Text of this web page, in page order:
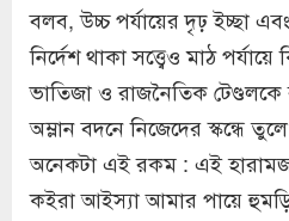
বলব, উচ্চ পর্যায়ের দৃঢ় ইচ্ছা
নির্দেশ থাকা সত্ত্বেও মাঠ
ভাতিজা ও রাজনৈতিক টেণ্ডলকে
অম্লান বদনে নিজেদের স্কন্ধে
অনেকটা এই রকম : এই
কইরা আইস্যা আমার পায়ে